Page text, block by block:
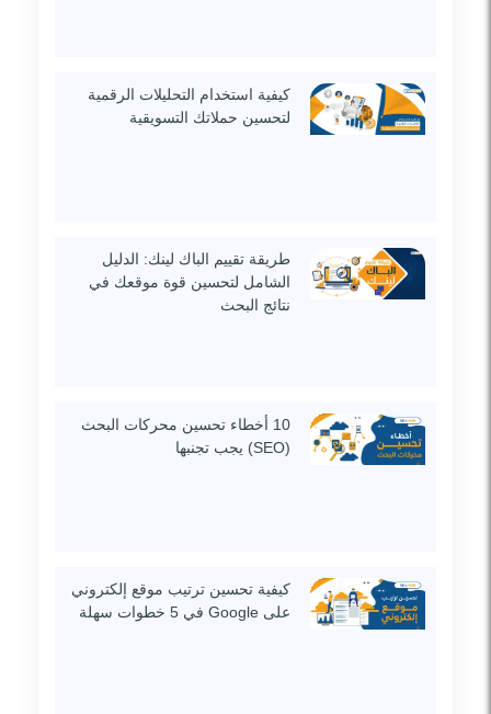
كيفية استخدام التحليلات الرقمية
لتحسين حملاتك التسويقية
طريقة تقييم الباك لينك: الدليل
الشامل لتحسين قوة موقعك في
نتائج البحث
10 أخطاء تحسين محركات البحث
(SEO) يجب تجنبها
كيفية تحسين ترتيب موقع إلكتروني
على Google في 5 خطوات سهلة